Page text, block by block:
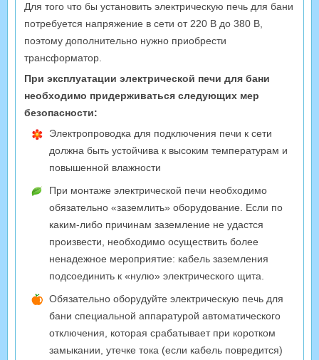
Для того что бы установить электрическую печь для бани
потребуется напряжение в сети от 220 В до 380 В,
поэтому дополнительно нужно приобрести
трансформатор.
При эксплуатации электрической печи для бани
необходимо придерживаться следующих мер
безопасности:
Электропроводка для подключения печи к сети
должна быть устойчива к высоким температурам и
повышенной влажности
При монтаже электрической печи необходимо
обязательно «заземлить» оборудование. Если по
каким-либо причинам заземление не удастся
произвести, необходимо осуществить более
ненадежное мероприятие: кабель заземления
подсоединить к «нулю» электрического щита.
Обязательно оборудуйте электрическую печь для
бани специальной аппаратурой автоматического
отключения, которая срабатывает при коротком
замыкании, утечке тока (если кабель повредится)